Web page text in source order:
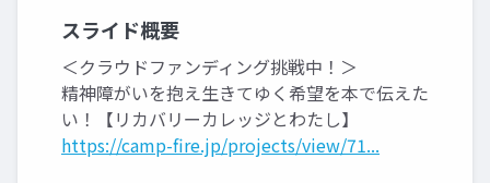
スライド概要
＜クラウドファンディング挑戦中！＞
精神障がいを抱え生きてゆく希望を本で伝えた
い！【リカバリーカレッジとわたし】
https://camp-fire.jp/projects/view/71...